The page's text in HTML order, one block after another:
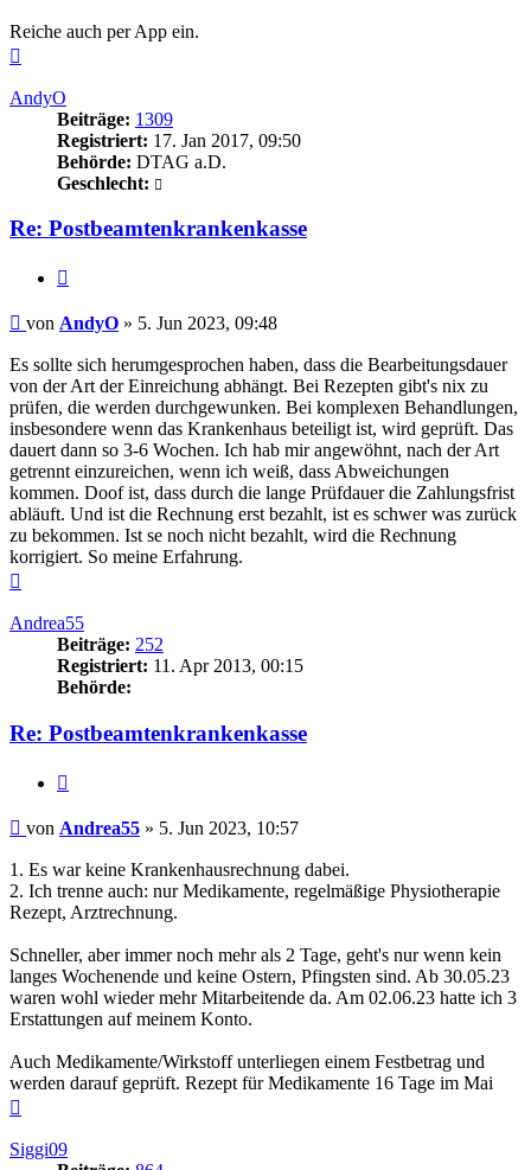
Reiche auch per App ein.
AndyO
Beiträge: 1309
Registriert: 17. Jan 2017, 09:50
Behörde: DTAG a.D.
Geschlecht:
Re: Postbeamtenkrankenkasse
Beitrag
von AndyO » 5. Jun 2023, 09:48
Es sollte sich herumgesprochen haben, dass die Bearbeitungsdauer
von der Art der Einreichung abhängt. Bei Rezepten gibt's nix zu
prüfen, die werden durchgewunken. Bei komplexen Behandlungen,
insbesondere wenn das Krankenhaus beteiligt ist, wird geprüft. Das
dauert dann so 3-6 Wochen. Ich hab mir angewöhnt, nach der Art
getrennt einzureichen, wenn ich weiß, dass Abweichungen
kommen. Doof ist, dass durch die lange Prüfdauer die Zahlungsfrist
abläuft. Und ist die Rechnung erst bezahlt, ist es schwer was zurück
zu bekommen. Ist se noch nicht bezahlt, wird die Rechnung
korrigiert. So meine Erfahrung.
Andrea55
Beiträge: 252
Registriert: 11. Apr 2013, 00:15
Behörde:
Re: Postbeamtenkrankenkasse
Beitrag
von Andrea55 » 5. Jun 2023, 10:57
1. Es war keine Krankenhausrechnung dabei.
2. Ich trenne auch: nur Medikamente, regelmäßige Physiotherapie
Rezept, Arztrechnung.
Schneller, aber immer noch mehr als 2 Tage, geht's nur wenn kein
langes Wochenende und keine Ostern, Pfingsten sind. Ab 30.05.23
waren wohl wieder mehr Mitarbeitende da. Am 02.06.23 hatte ich 3
Erstattungen auf meinem Konto.
Auch Medikamente/Wirkstoff unterliegen einem Festbetrag und
werden darauf geprüft. Rezept für Medikamente 16 Tage im Mai
Siggi09